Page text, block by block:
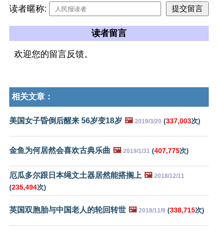
读者暱称:
读者留言
欢迎您的留言反馈。
相关文章：
美国女子昏倒后醒来 56岁变18岁 🖼️ 2019/3/20 (337,003次)
金鱼为何居然会喜欢古典乐曲 🖼️ 2019/1/31 (407,775次)
厄瓜多尔跟日本绳文土器居然能搭搁上 🖼️ 2018/12/11
(235,494次)
英国双胞胎与中国老人的轮回转世 🖼️ 2018/11/9 (338,715次)